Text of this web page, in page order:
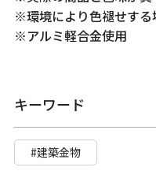
※環境により色褪せする
※アルミ軽合金使用
キーワード
#建築金物